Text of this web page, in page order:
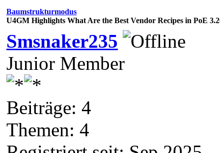
Baumstrukturmodus
U4GM Highlights What Are the Best Vendor Recipes in PoE
Smsnaker235
Junior Member
Beiträge: 4
Themen: 4